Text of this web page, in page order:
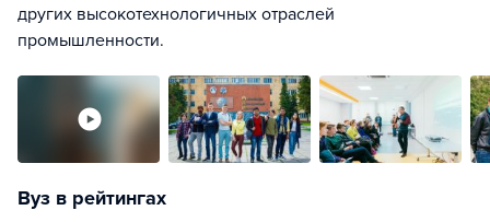
других высокотехнологичных отраслей
промышленности.
Вуз в рейтингах